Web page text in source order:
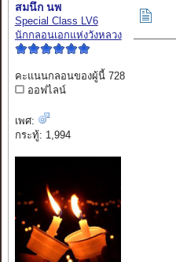
สมนึก นพ
Special Class LV6
นักกลอนเอกแห่งวังหลวง
คะแนนกลอนของผู้นี้ 728
ออฟไลน์
เพศ:
กระทู้: 1,994